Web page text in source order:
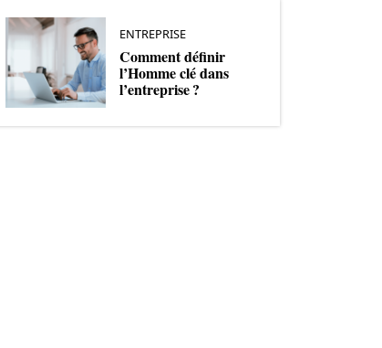
ENTREPRISE
Comment définir
l’Homme clé dans
l’entreprise ?